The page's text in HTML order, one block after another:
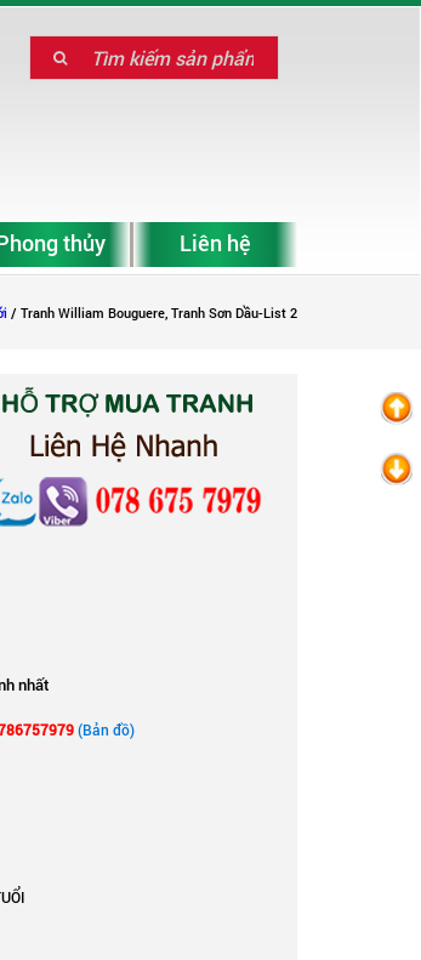
thủy Liên hệ
/ Tranh William Bouguere, Tranh Sơn Dầu-List 2
nhất
(Bản đồ)